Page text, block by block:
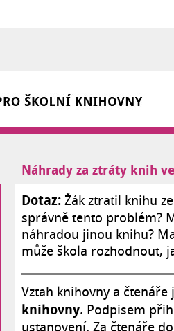
Náhrady za ztráty knih
Dotaz: Žák ztratil knihu
správně tento problém?
náhradou jinou knihu?
může škola rozhodnout,
Vztah knihovny a
knihovny. Podpisem
ustanovení. Za čtenáře